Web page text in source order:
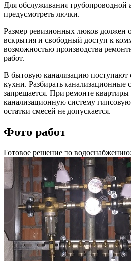
Для обслуживания трубопроводной
предусмотреть лючки.
Размер ревизионных люков должен
вскрытия и свободный доступ к
возможностью производства
работ.
В бытовую канализацию поступают
кухни. Разбирать канализационные
запрещается. При ремонте квартиры
канализационную систему
остатки смесей не допускается.
Фото работ
Готовое решение по